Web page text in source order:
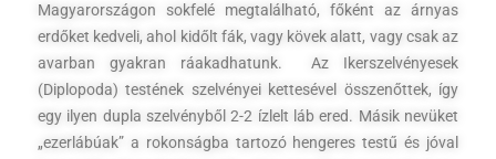
Magyarországon sokfelé megtalálható, főként az árnyas
erdőket kedveli, ahol kidőlt fák, vagy kövek alatt, vagy csak az
avarban gyakran ráakadhatunk. Az Ikerszelvényesek
(Diplopoda) testének szelvényei kettesével összenőttek, így
egy ilyen dupla szelvényből 2-2 ízlelt láb ered. Másik nevüket
„ezerlábúak” a rokonságba tartozó hengeres testű és jóval